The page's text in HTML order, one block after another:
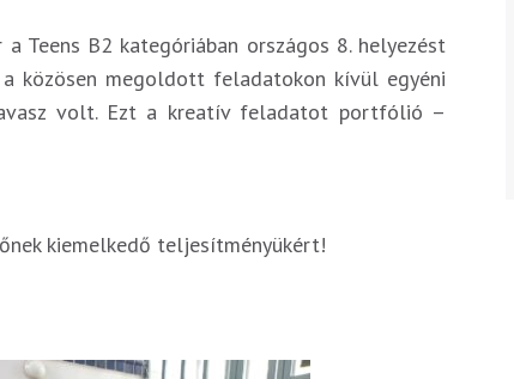
Teens B2 kategóriában országos 8. helyezést
közösen megoldott feladatokon kívül egyéni
volt. Ezt a kreatív feladatot portfólió –
kiemelkedő teljesítményükért!